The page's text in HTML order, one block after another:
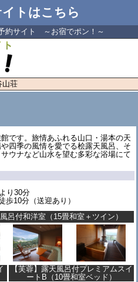
トはこちら
約サイト ～お宿でポン！～
山荘
です。旅情あふれる山口・湯本の天
四季の風情を愛でる桧露天風呂、そ
ウナなど山水を望む多彩な浴場にて
り30分
歩10分（送迎あり）
呂付和洋室（15畳和室＋ツイン）
【芙蓉】露天風呂付プレミアムスイ
ートB（10畳和室ベッド）